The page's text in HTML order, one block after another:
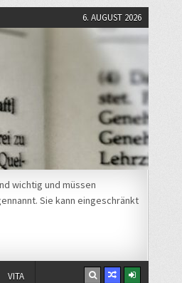
6. AUGUST 2026
wichtig und müssen
Sie kann eingeschränkt
VITA